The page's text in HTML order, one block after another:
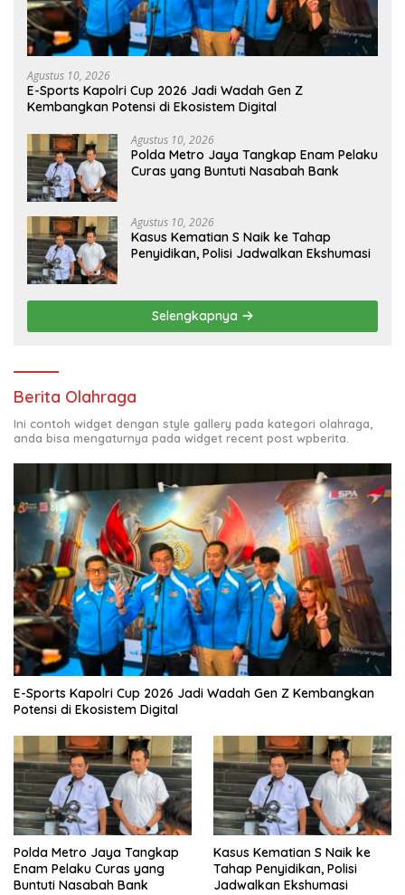
Agustus 10, 2026
E-Sports Kapolri Cup 2026 Jadi Wadah Gen Z
Kembangkan Potensi di Ekosistem Digital
Agustus 10, 2026
Polda Metro Jaya Tangkap Enam Pelaku
Curas yang Buntuti Nasabah Bank
Agustus 10, 2026
Kasus Kematian S Naik ke Tahap
Penyidikan, Polisi Jadwalkan Ekshumasi
Selengkapnya
Berita Olahraga
Ini contoh widget dengan style gallery pada kategori olahraga,
anda bisa mengaturnya pada widget recent post wpberita.
E-Sports Kapolri Cup 2026 Jadi Wadah Gen Z Kembangkan
Potensi di Ekosistem Digital
Polda Metro Jaya Tangkap
Enam Pelaku Curas yang
Buntuti Nasabah Bank
Kasus Kematian S Naik ke
Tahap Penyidikan, Polisi
Jadwalkan Ekshumasi